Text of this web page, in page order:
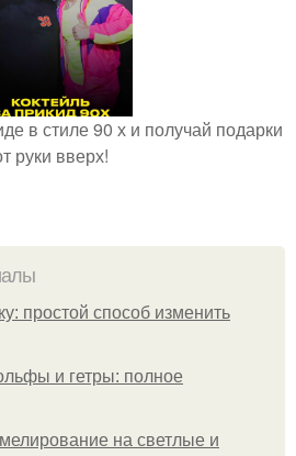
в стиле 90 х и получай подарки
руки вверх!
простой способ изменить
и гетры: полное
на светлые и